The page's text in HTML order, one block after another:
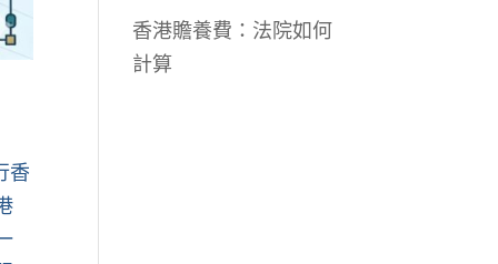
香
香港贍養費：法院如何
計算